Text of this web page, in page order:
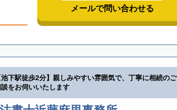
メールで問い合わせる
池下駅徒歩2分】親しみやすい雰囲気で、丁寧に相続のご
をお伺いいたします